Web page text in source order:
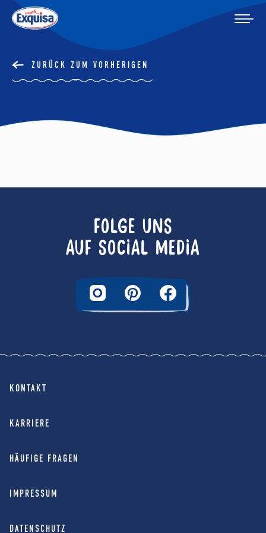
ZURÜCK ZUM VORHERIGEN
FOLGE UNS
AUF SOCIAL MEDIA
KONTAKT
KARRIERE
HÄUFIGE FRAGEN
IMPRESSUM
DATENSCHUTZ